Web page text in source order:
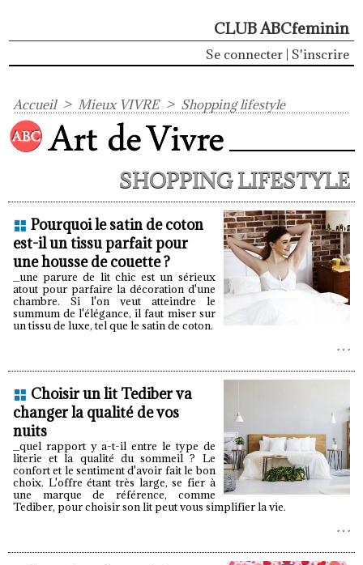
CLUB ABCfeminin
Se connecter S'inscrire
Accueil > Mieux VIVRE > Shopping lifestyle
SHOPPING LIFESTYLE
Pourquoi le satin de coton
est-il un tissu parfait pour
une housse de couette ?
_une parure de lit chic est un sérieux
atout pour parfaire la décoration d'une
chambre. Si l'on veut atteindre le
summum de l'élégance, il faut miser sur
un tissu de luxe, tel que le satin de coton.
Choisir un lit Tediber va
changer la qualité de vos
nuits
_quel rapport y a-t-il entre le type de
literie et la qualité du sommeil ? Le
confort et le sentiment d'avoir fait le bon
choix. L'offre étant très large, se fier à
une marque de référence, comme
Tediber, pour choisir son lit peut vous simplifier la vie.